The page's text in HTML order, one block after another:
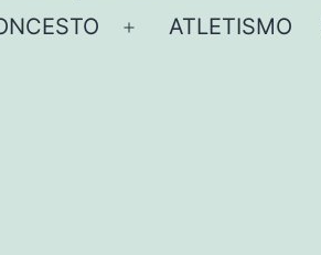
Abrir
ATLETISMO